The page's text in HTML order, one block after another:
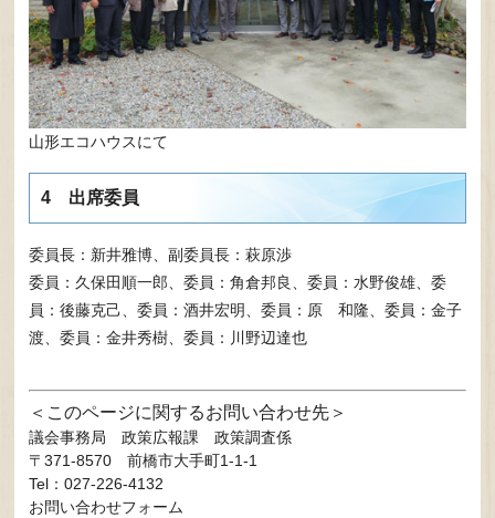
山形エコハウスにて
4 出席委員
委員長：新井雅博、副委員長：萩原渉
委員：久保田順一郎、委員：角倉邦良、委員：水野俊雄、委
員：後藤克己、委員：酒井宏明、委員：原 和隆、委員：金子
渡、委員：金井秀樹、委員：川野辺達也
このページに関するお問い合わせ先
議会事務局
政策広報課 政策調査係
〒371-8570
前橋市大手町1-1-1
Tel：027-226-4132
お問い合わせフォーム